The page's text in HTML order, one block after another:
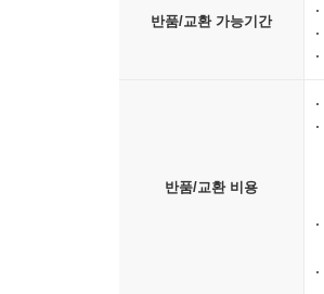
반품/교환 가능기간
반품/교환 비용